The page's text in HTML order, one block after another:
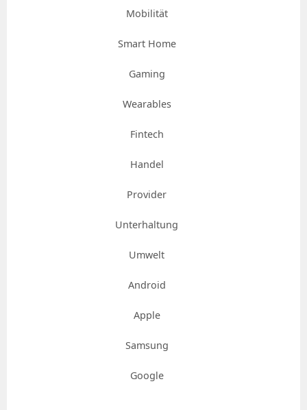
Mobilität
Smart Home
Gaming
Wearables
Fintech
Handel
Provider
Unterhaltung
Umwelt
Android
Apple
Samsung
Google